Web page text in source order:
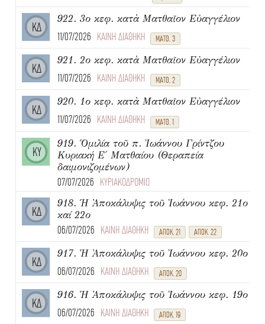
ΚΔ
922. 3ο κεφ. κατὰ Ματθαῖον Εὐαγγέλιον
11/07/2026 ΚΑΙΝΗ ΔΙΑΘΗΚΗ ΜΑΤΘ. 3
ΚΔ
921. 2ο κεφ. κατὰ Ματθαῖον Εὐαγγέλιον
11/07/2026 ΚΑΙΝΗ ΔΙΑΘΗΚΗ ΜΑΤΘ. 2
ΚΔ
920. 1ο κεφ. κατὰ Ματθαῖον Εὐαγγέλιον
11/07/2026 ΚΑΙΝΗ ΔΙΑΘΗΚΗ ΜΑΤΘ. 1
ΚΥ
919. Ὁμιλία τοῦ π. Ἰωάννου Γρίντζου
Κυριακή Ε΄ Ματθαίου (Θεραπεία
δαιμονιζομένων)
07/07/2026 ΚΥΡΙΑΚΟΔΡΟΜΙΟ
ΚΔ
918. Ἡ Ἀποκάλυψις τοῦ Ἰωάννου κεφ. 21ο
καί 22ο
06/07/2026 ΚΑΙΝΗ ΔΙΑΘΗΚΗ ΑΠΟΚ. 21 ΑΠΟΚ. 22
ΚΔ
917. Ἡ Ἀποκάλυψις τοῦ Ἰωάννου κεφ. 20ο
06/07/2026 ΚΑΙΝΗ ΔΙΑΘΗΚΗ ΑΠΟΚ. 20
ΚΔ
916. Ἡ Ἀποκάλυψις τοῦ Ἰωάννου κεφ. 19ο
06/07/2026 ΚΑΙΝΗ ΔΙΑΘΗΚΗ ΑΠΟΚ. 19